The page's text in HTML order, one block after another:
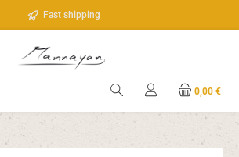
Fast shipping
0,00 €